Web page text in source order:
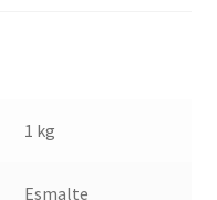
1 kg
Esmalte